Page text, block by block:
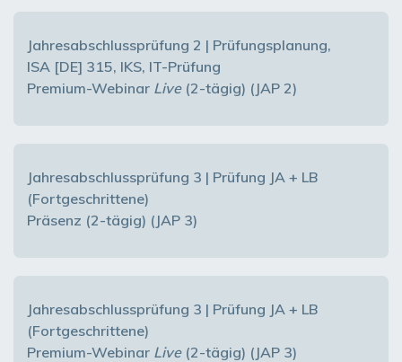
Jahresabschlussprüfung 2 | Prüfungsplanung,
ISA [DE] 315, IKS, IT-Prüfung
Premium-Webinar Live (2-tägig) (JAP 2)
Jahresabschlussprüfung 3 | Prüfung JA + LB
(Fortgeschrittene)
Präsenz (2-tägig) (JAP 3)
Jahresabschlussprüfung 3 | Prüfung JA + LB
(Fortgeschrittene)
Premium-Webinar Live (2-tägig) (JAP 3)